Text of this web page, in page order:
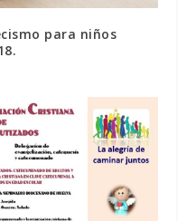
para niños